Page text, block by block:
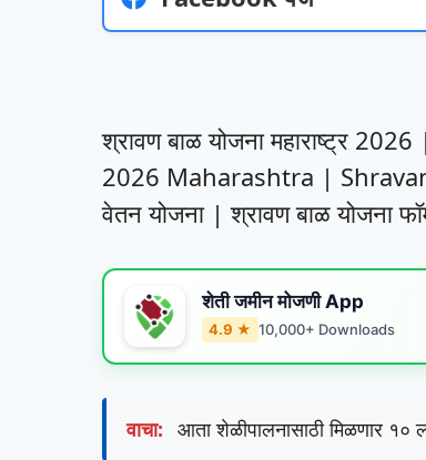
श्रावण बाळ योजना महाराष्ट्र
2026 Maharashtra | Shravan
वेतन योजना | श्रावण बाळ योजना
शेती जमीन मोजणी App
4.9 ★ 10,000+ Downloads
वाचा: आता शेळीपालनासाठी मिळणार